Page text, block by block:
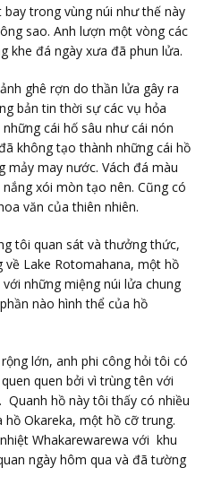
trong vùng núi như thế này
sao. Anh lượn một vòng các
khe đá ngày xưa đã phun lửa.
ghê rợn do thần lửa gây ra
bản tin thời sự các vụ hỏa
cái hố sâu như cái nón
không tạo thành những cái hồ
may nước. Vách đá màu
xói mòn tạo nên. Cũng có
văn của thiên nhiên.
tôi quan sát và thưởng thức,
Lake Rotomahana, một hồ
những miệng núi lửa chung
nào hình thể của hồ
lớn, anh phi công hỏi tôi có
quen bởi vì trùng tên với
hồ này tôi thấy có nhiều
Okareka, một hồ cỡ trung.
Whakarewarewa với khu
ngày hôm qua và đã tường